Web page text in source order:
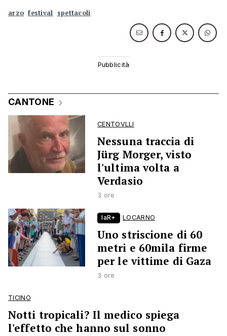
arzo festival spettacoli
CANTONE
CENTOVLLI
Nessuna traccia di
Jürg Morger, visto
l'ultima volta a
Verdasio
3 ore
laR+ LOCARNO
Uno striscione di 60
metri e 60mila firme
per le vittime di Gaza
3 ore
TICINO
Notti tropicali? Il medico spiega
l'effetto che hanno sul sonno